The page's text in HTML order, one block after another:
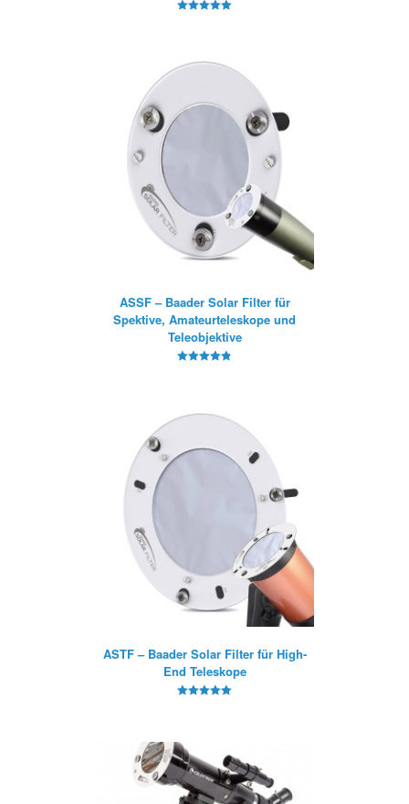
ASSF – Baader Solar Filter für
Spektive, Amateurteleskope und
Teleobjektive
ASTF – Baader Solar Filter für High-
End Teleskope